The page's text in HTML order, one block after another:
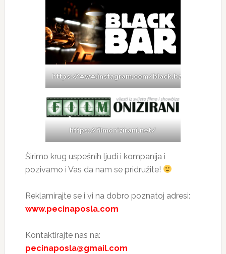
https://www.instagram.com/black.bar.caffe/
https://filmonizirani.net/
Širimo krug uspešnih ljudi i kompanija i
pozivamo i Vas da nam se pridružite!
Reklamirajte se i vi na dobro poznatoj adresi:
www.pecinaposla.com
Kontaktirajte nas na:
pecinaposla@gmail.com